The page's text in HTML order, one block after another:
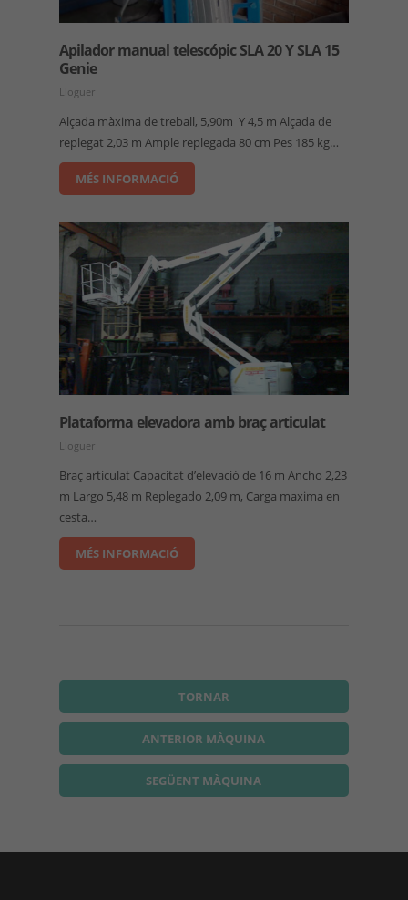
Apilador manual telescópic SLA 20 Y SLA 15
Genie
Lloguer
Alçada màxima de treball, 5,90m Y 4,5 m Alçada de
replegat 2,03 m Ample replegada 80 cm Pes 185 kg…
MÉS INFORMACIÓ
Plataforma elevadora amb braç articulat
Lloguer
Braç articulat Capacitat d’elevació de 16 m Ancho 2,23
m Largo 5,48 m Replegado 2,09 m, Carga maxima en
cesta…
MÉS INFORMACIÓ
TORNAR
ANTERIOR MÀQUINA
SEGÜENT MÀQUINA